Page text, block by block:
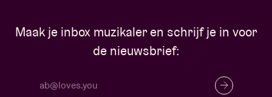
Maak je inbox muzikaler en schrijf je in voor
de nieuwsbrief: